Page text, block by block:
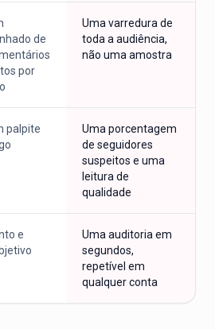
de
por
Uma varredura de
toda a audiência,
não uma amostra
palpite
Uma porcentagem
de seguidores
suspeitos e uma
leitura de
qualidade
e
Uma auditoria em
segundos,
repetível em
qualquer conta